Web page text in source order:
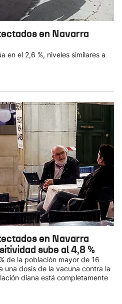
en Navarra
en el 2,6 %, niveles similares a
en Navarra
sube al 4,8 %
de la población mayor de 16
una dosis de la vacuna contra la
diana está completamente